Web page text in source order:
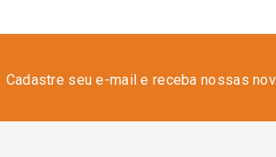
Cadastre seu e-mail e receba nossas